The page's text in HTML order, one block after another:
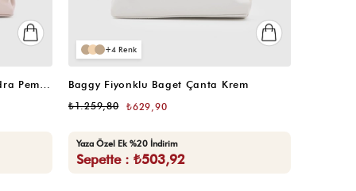
4
Baggy Fiyonklu Baget Çanta Krem
₺629,90
₺1.259,80
Yaza Özel Ek %20 İndirim
Sepette : ₺503,92